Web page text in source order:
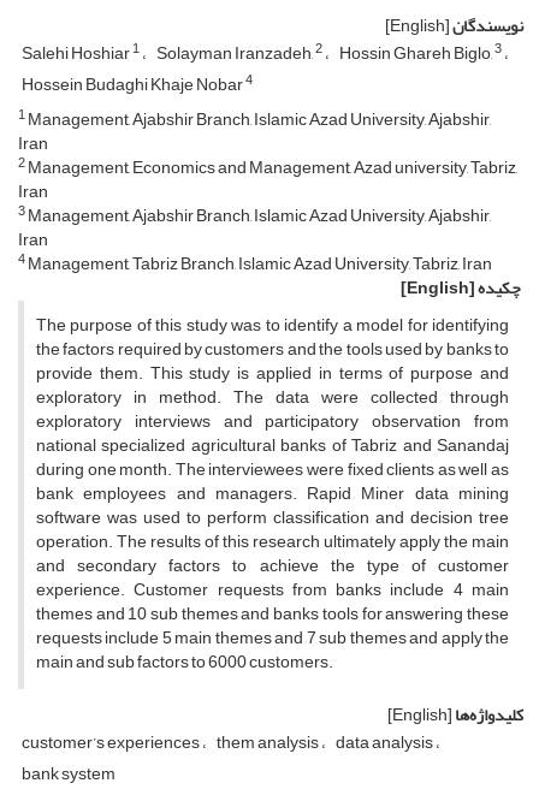
نویسندگان[English]
Salehi Hoshiar1 Solayman Iranzadeh,2 Hossin Ghareh Biglo,3
Hossein Budaghi Khaje Nobar4
1Management, Ajabshir Branch, Islamic Azad University, Ajabshir,
Iran
2Management, Economics and Management, Azad university, Tabriz,
Iran
3Management, Ajabshir Branch, Islamic Azad University, Ajabshir,
Iran
4Management, Tabriz Branch, Islamic Azad University, Tabriz, Iran
چکیده[English]
The purpose of this study was to identify a model for identifying
the factors required by customers and the tools used by banks to
provide them. This study is applied in terms of purpose and
exploratory in method. The data were collected through
exploratory interviews and participatory observation from
national specialized agricultural banks of Tabriz and Sanandaj
during one month. The interviewees were fixed clients as well as
bank employees and managers. Rapid Miner data mining
software was used to perform classification and decision tree
operation. The results of this research ultimately apply the main
and secondary factors to achieve the type of customer
experience. Customer requests from banks include 4 main
themes and 10 sub themes and banks tools for answering these
requests include 5 main themes and 7 sub themes and apply the
main and sub factors to 6000 customers.
کلیدواژه‌ها[English]
customer’s experiences them analysis data analysis
bank system